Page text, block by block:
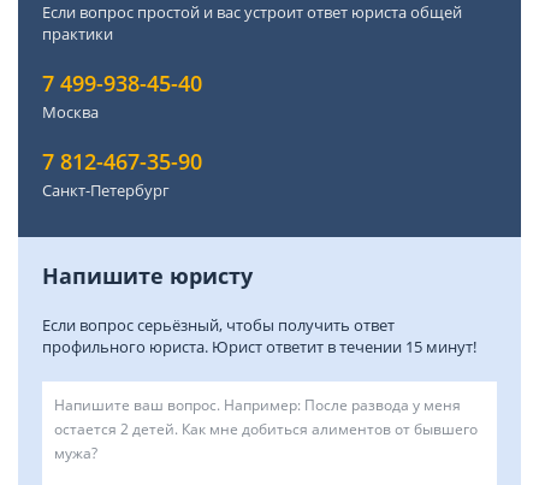
Если вопрос простой и вас устроит ответ юриста общей
практики
7 499-938-45-40
Москва
7 812-467-35-90
Санкт-Петербург
Напишите юристу
Если вопрос серьёзный, чтобы получить ответ
профильного юриста. Юрист ответит в течении 15 минут!